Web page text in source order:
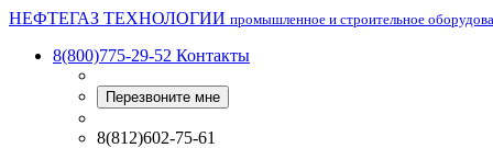
НЕФТЕГАЗ ТЕХНОЛОГИИ промышленное и строительное
8(800)775-29-52 Контакты
Перезвоните мне
8(812)602-75-61